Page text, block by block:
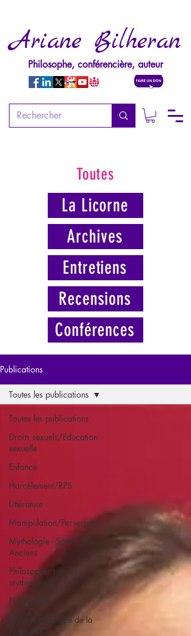
Ariane Bilheran
Philosophe, conférencière, auteur
Toutes
La Licorne
Archives
Entretiens
Recensions
Conférences
Publications
Toutes les publications
Droits sexuels/Education
sexuelle
Enfance
Harcèlement/RPS
Littérature
Manipulation/Perversion
Mythologie - Savoir des
Anciens
Philosopher par les
mythes grecs
Philosophie
Psychopathologie de la
Paranoïa
Toutes les publications